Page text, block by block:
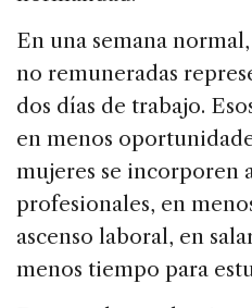
En una semana
no remuneradas
dos días de trabajo.
en menos
mujeres se incorporen
profesionales, en
ascenso laboral, en
menos tiempo para